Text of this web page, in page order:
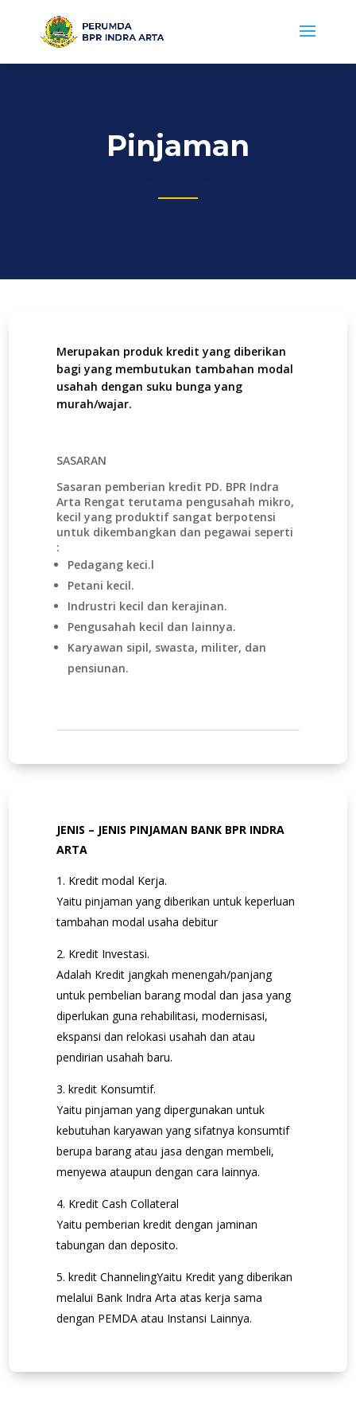
Pinjaman
Merupakan produk kredit yang diberikan
bagi yang membutukan tambahan modal
usahah dengan suku bunga yang
murah/wajar.
SASARAN
Sasaran pemberian kredit PD. BPR Indra
Arta Rengat terutama pengusahah mikro,
kecil yang produktif sangat berpotensi
untuk dikembangkan dan pegawai seperti
:
Pedagang keci.l
Petani kecil.
Indrustri kecil dan kerajinan.
Pengusahah kecil dan lainnya.
Karyawan sipil, swasta, militer, dan
pensiunan.
JENIS – JENIS PINJAMAN BANK BPR INDRA
ARTA
Kredit modal Kerja.
Yaitu pinjaman yang diberikan untuk keperluan
tambahan modal usaha debitur
Kredit Investasi.
Adalah Kredit jangkah menengah/panjang
untuk pembelian barang modal dan jasa yang
diperlukan guna rehabilitasi, modernisasi,
ekspansi dan relokasi usahah dan atau
pendirian usahah baru.
kredit Konsumtif.
Yaitu pinjaman yang dipergunakan untuk
kebutuhan karyawan yang sifatnya konsumtif
berupa barang atau jasa dengan membeli,
menyewa ataupun dengan cara lainnya.
Kredit Cash Collateral
Yaitu pemberian kredit dengan jaminan
tabungan dan deposito.
kredit ChannelingYaitu Kredit yang diberikan
melalui Bank Indra Arta atas kerja sama
dengan PEMDA atau Instansi Lainnya.